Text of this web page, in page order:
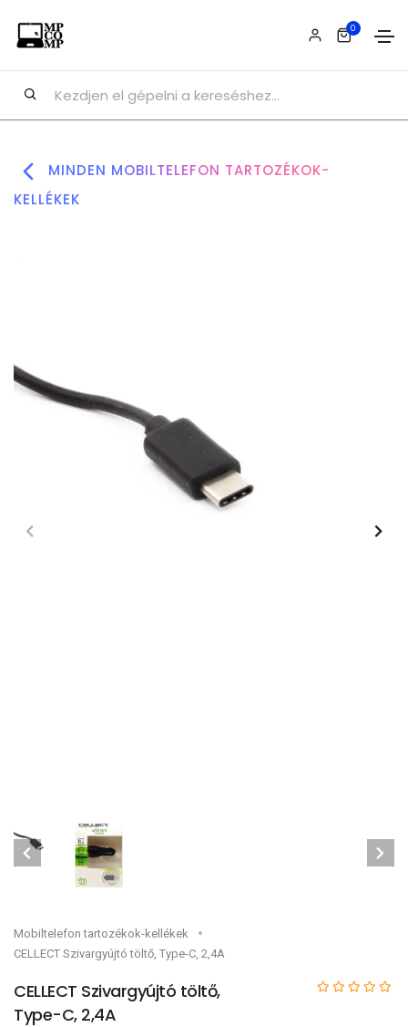
0
MINDEN MOBILTELEFON TARTOZÉKOK-
KELLÉKEK
Mobiltelefon tartozékok-kellékek
CELLECT Szivargyújtó töltő, Type-C, 2,4A
CELLECT Szivargyújtó töltő,
Type-C, 2,4A